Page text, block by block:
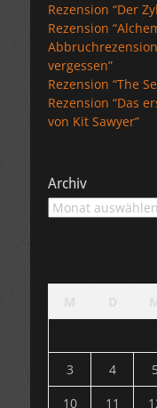
Rezension “Der
Rezension
vergessen”
Rezension “The
Rezension “Das
von Kit Sawyer”
Archiv
Archiv
3
4
10
11